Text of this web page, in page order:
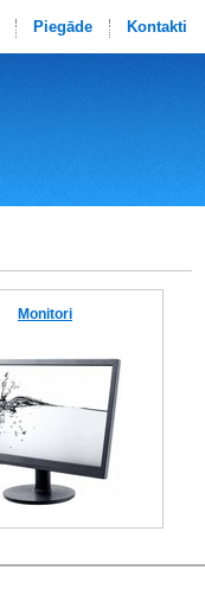
Piegāde Kontakti
Monitori